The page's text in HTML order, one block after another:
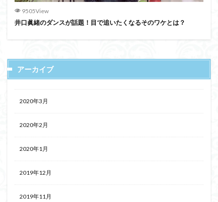
9505View
井口眞緒のダンスが話題！目で追いたくなるそのワケとは？
アーカイブ
2020年3月
2020年2月
2020年1月
2019年12月
2019年11月